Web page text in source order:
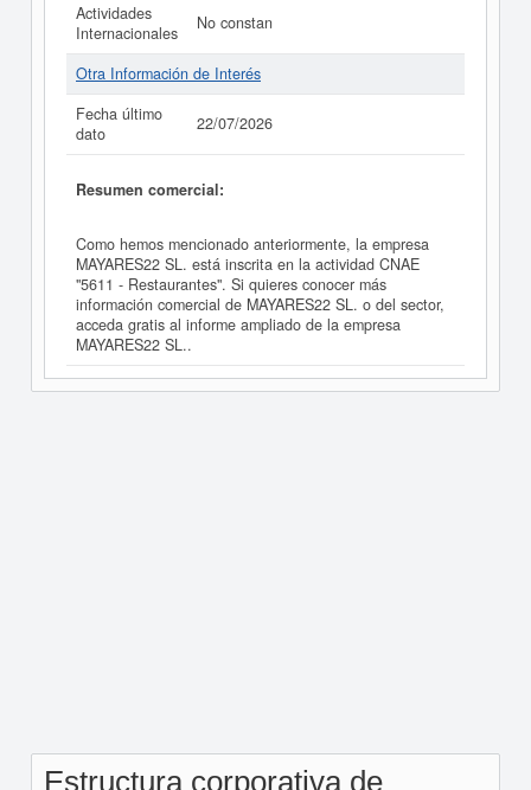
Actividades
Internacionales
No constan
Otra Información de Interés
Fecha último
dato
22/07/2026
Resumen comercial:
Como hemos mencionado anteriormente, la empresa
MAYARES22 SL. está inscrita en la actividad CNAE
"5611 - Restaurantes". Si quieres conocer más
información comercial de MAYARES22 SL. o del sector,
acceda gratis al informe ampliado de la empresa
MAYARES22 SL..
Estructura corporativa de